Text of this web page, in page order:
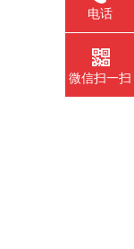
电话
微信扫一扫